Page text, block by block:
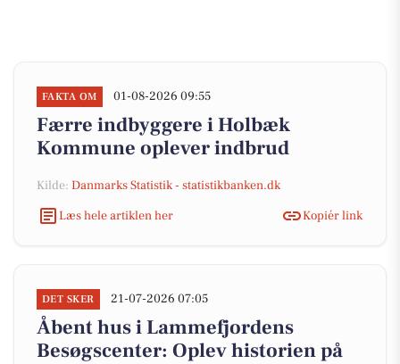
FAKTA OM 01-08-2026 09:55
Færre indbyggere i Holbæk
Kommune oplever indbrud
Kilde: Danmarks Statistik - statistikbanken.dk
Læs hele artiklen her
Kopiér link
DET SKER 21-07-2026 07:05
Åbent hus i Lammefjordens
Besøgscenter: Oplev historien på